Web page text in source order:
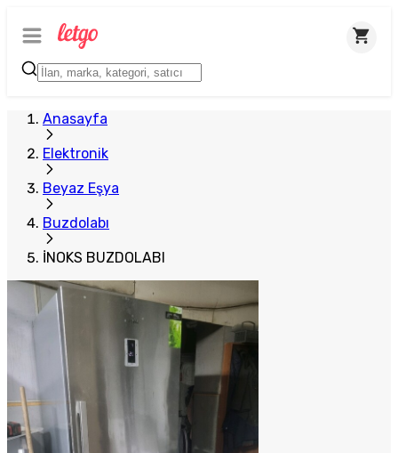
Anasayfa
Elektronik
Beyaz Eşya
Buzdolabı
İNOKS BUZDOLABI
Plus Satıcı